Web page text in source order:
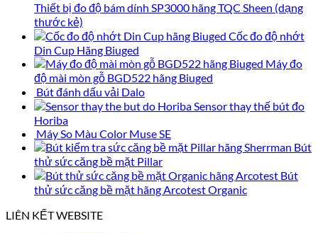
Thiết bị đo độ bám dính SP3000 hãng TQC Sheen (dạng
thước kẻ)
Cốc đo độ nhớt
Din Cup Hãng Biuged
Máy đo
độ mài mòn gỗ BGD522 hãng Biuged
Bút đánh dấu vải Dalo
Sensor thay thế bút đo
Horiba
Máy So Màu Color Muse SE
Bút
thử sức căng bề mặt Pillar
Bút
thử sức căng bề mặt hãng Arcotest Organic
LIÊN KẾT WEBSITE